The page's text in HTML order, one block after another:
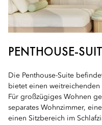
PENTHOUSE-
Die Penthouse-Suite
bietet einen weitreichenden
Für großzügiges Wohnen
separates Wohnzimmer,
einen Sitzbereich im